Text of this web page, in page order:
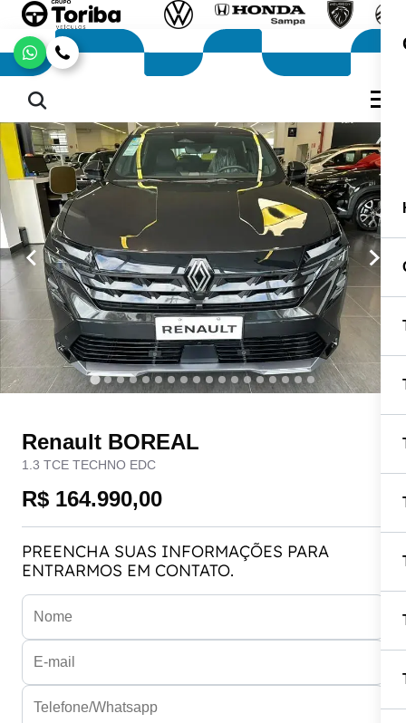
Renault BOREAL
1.3 TCE TECHNO EDC
R$ 164.990,00
PREENCHA SUAS INFORMAÇÕES PARA
ENTRARMOS EM CONTATO.